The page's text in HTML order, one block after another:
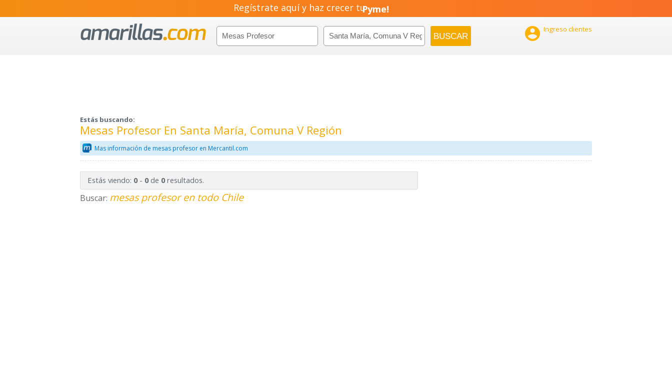
Regístrate aquí y haz crecer tuPyme!
Emprendimiento!
 Ingreso clientes
Estás buscando:
Mesas Profesor En Santa María, Comuna V Región
Mas información de mesas profesor en Mercantil.com
Estás viendo: 0- 0de 0resultados.
Buscar: mesas profesor en todo Chile